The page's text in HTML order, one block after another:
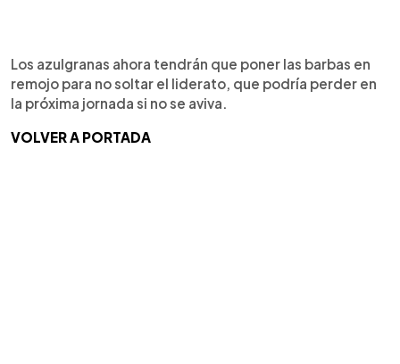
Los azulgranas ahora tendrán que poner las barbas en
remojo para no soltar el liderato, que podría perder en
la próxima jornada si no se aviva.
VOLVER A PORTADA